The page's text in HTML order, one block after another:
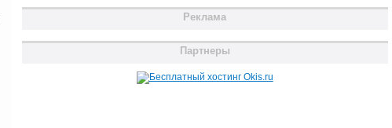
Реклама
Партнеры